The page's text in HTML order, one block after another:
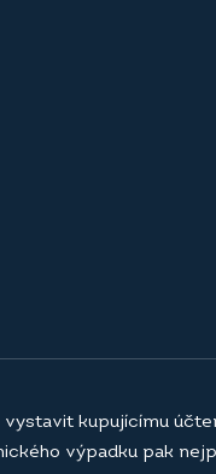
kupujícímu
výpadku pak